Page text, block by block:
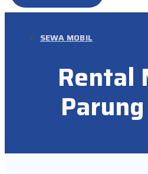
SEWA MOBIL
Rental